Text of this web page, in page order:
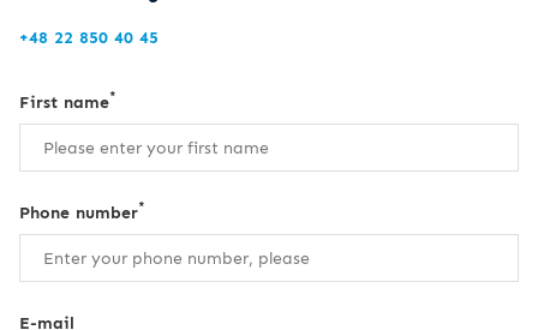
+48 22 850 40 45
First name*
Phone number*
E-mail